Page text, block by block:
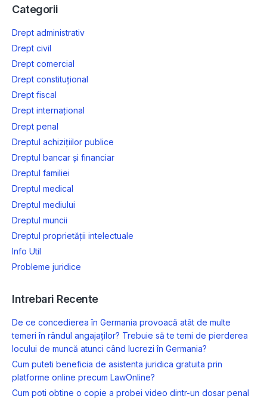
Categorii
Drept administrativ
Drept civil
Drept comercial
Drept constituțional
Drept fiscal
Drept internațional
Drept penal
Dreptul achizițiilor publice
Dreptul bancar și financiar
Dreptul familiei
Dreptul medical
Dreptul mediului
Dreptul muncii
Dreptul proprietății intelectuale
Info Util
Probleme juridice
Intrebari Recente
De ce concedierea în Germania provoacă atât de multe
temeri în rândul angajaților? Trebuie să te temi de pierderea
locului de muncă atunci când lucrezi în Germania?
Cum puteti beneficia de asistenta juridica gratuita prin
platforme online precum LawOnline?
Cum poti obtine o copie a probei video dintr-un dosar penal